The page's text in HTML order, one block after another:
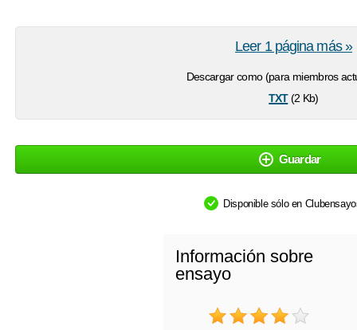
Descargar como (para miembros
txt(2 Kb)
Leer 1 página más »
Guardar
Disponible sólo en
Información sobre
ensayo